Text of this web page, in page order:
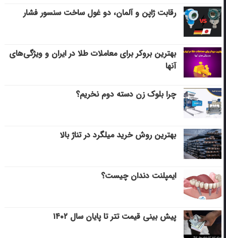
رقابت ژاپن و آلمان، دو غول ساخت سنسور فشار
بهترین بروکر برای معاملات طلا در ایران و ویژگی‌های
آنها
چرا بلوک زن دسته دوم نخریم؟
بهترین روش خرید میلگرد در تناژ بالا
ایمپلنت دندان چیست؟
پیش بینی قیمت تتر تا پایان سال ۱۴۰۲